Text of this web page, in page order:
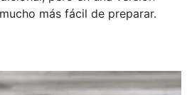
más fácil de preparar.